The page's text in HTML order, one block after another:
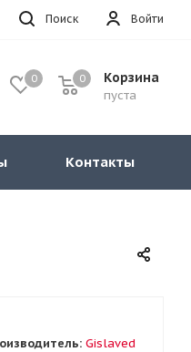
Войти
Поиск
0 Корзина
пуста
0
Контакты
Gislaved